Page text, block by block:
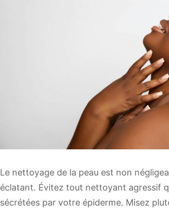
Le nettoyage de la peau est non
éclatant. Évitez tout nettoyant agressif
sécrétées par votre épiderme. Misez